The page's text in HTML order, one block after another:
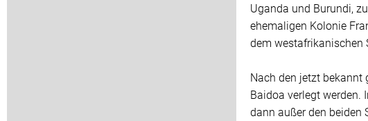
Uganda und Burundi,
ehemaligen Kolonie
dem westafrikanischen
Nach den jetzt bekannt
Baidoa verlegt werden.
dann außer den beiden